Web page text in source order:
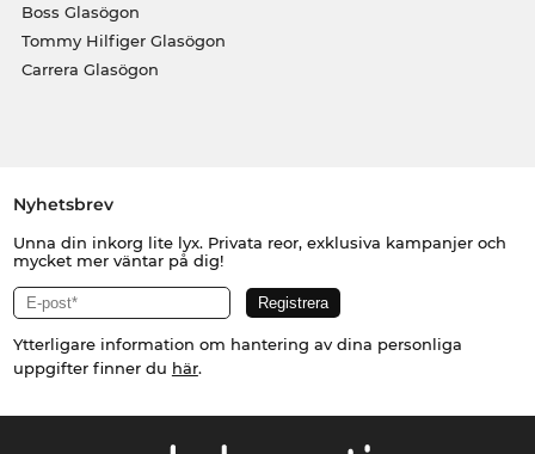
Boss Glasögon
Tommy Hilfiger Glasögon
Carrera Glasögon
Nyhetsbrev
Unna din inkorg lite lyx. Privata reor, exklusiva kampanjer och
mycket mer väntar på dig!
Ytterligare information om hantering av dina personliga
uppgifter finner du här.